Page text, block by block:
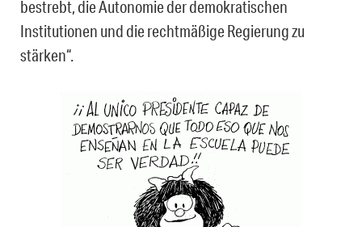
bestrebt, die Autonomie der demokratischen
Institutionen und die rechtmäßige Regierung zu
stärken“.